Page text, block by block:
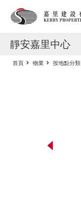
靜安嘉里中心
首頁 物業 按地點分類